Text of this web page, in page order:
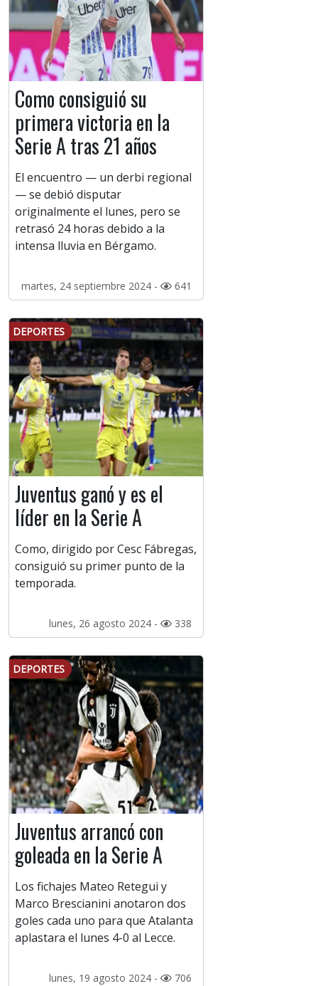
Como consiguió su
primera victoria en la
Serie A tras 21 años
El encuentro — un derbi regional
— se debió disputar
originalmente el lunes, pero se
retrasó 24 horas debido a la
intensa lluvia en Bérgamo.
martes, 24 septiembre 2024 - 641
DEPORTES
Juventus ganó y es el
líder en la Serie A
Como, dirigido por Cesc Fábregas,
consiguió su primer punto de la
temporada.
lunes, 26 agosto 2024 - 338
DEPORTES
Juventus arrancó con
goleada en la Serie A
Los fichajes Mateo Retegui y
Marco Brescianini anotaron dos
goles cada uno para que Atalanta
aplastara el lunes 4-0 al Lecce.
lunes, 19 agosto 2024 - 706